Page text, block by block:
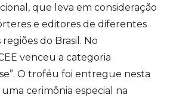
que leva em consideração
e editores de diferentes
do Brasil. No
venceu a categoria
O troféu foi entregue nesta
cerimônia especial na